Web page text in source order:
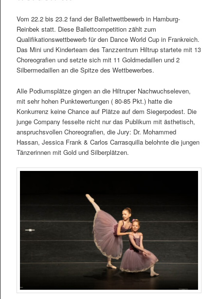
Vom 22.2 bis 23.2 fand der Ballettwettbewerb in Hamburg-
Reinbek statt. Diese Ballettcompetition zählt zum
Qualifikationswettbewerb für den Dance World Cup in Frankreich.
Das Mini und Kinderteam des Tanzzentrum Hiltrup startete mit 13
Choreografien und setzte sich mit 11 Goldmedaillen und 2
Silbermedaillen an die Spitze des Wettbewerbes.
Alle Podiumsplätze gingen an die Hiltruper Nachwuchseleven,
mit sehr hohen Punktewertungen ( 80-85 Pkt.) hatte die
Konkurrenz keine Chance auf Plätze auf dem Siegerpodest. Die
junge Company fesselte nicht nur das Publikum mit ästhetisch,
anspruchsvollen Choreografien, die Jury: Dr. Mohammed
Hassan, Jessica Frank & Carlos Carrasquilla belohnte die jungen
Tänzerinnen mit Gold und Silberplätzen.